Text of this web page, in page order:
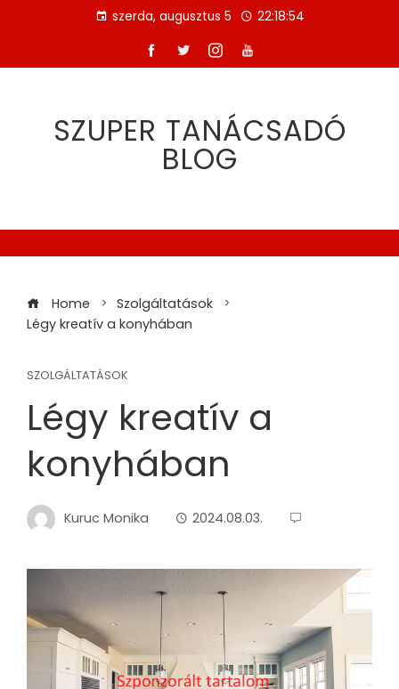
szerda, augusztus 5 22:18:54
SZUPER TANÁCSADÓ
BLOG
Home
Szolgáltatások
Légy kreatív a konyhában
SZOLGÁLTATÁSOK
Légy kreatív a
konyhában
Kuruc Monika 2024.08.03.